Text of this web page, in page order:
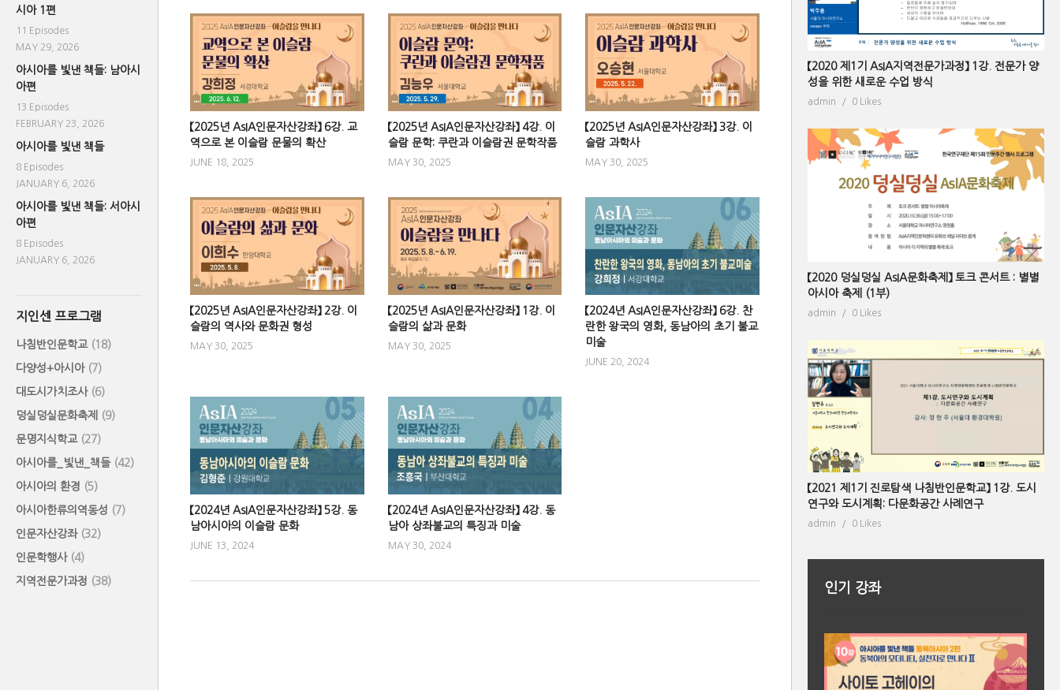
시아 1편
11 Episodes
MAY 29, 2026
아시아를 빛낸 책들: 남아시
아편
13 Episodes
FEBRUARY 23, 2026
아시아를 빛낸 책들
8 Episodes
JANUARY 6, 2026
아시아를 빛낸 책들: 서아시
아편
8 Episodes
JANUARY 6, 2026
지인센 프로그램
나침반인문학교 (18)
다양성+아시아 (7)
대도시가치조사 (6)
덩실덩실문화축제 (9)
문명지식학교 (27)
아시아를_빛낸_책들 (42)
아시아의 환경 (5)
아시아한류의역동성 (7)
인문자산강좌 (32)
인문학행사 (4)
지역전문가과정 (38)
【2025년 AsIA인문자산강좌】 6강. 교
역으로 본 이슬람 문물의 확산
JUNE 18, 2025
【2025년 AsIA인문자산강좌】 4강. 이
슬람 문학: 쿠란과 이슬람권 문학작품
MAY 30, 2025
【2025년 AsIA인문자산강좌】 3강. 이
슬람 과학사
MAY 30, 2025
【2025년 AsIA인문자산강좌】 2강. 이
슬람의 역사와 문화권 형성
MAY 30, 2025
【2025년 AsIA인문자산강좌】 1강. 이
슬람의 삶과 문화
MAY 30, 2025
【2024년 AsIA인문자산강좌】 6강. 찬
란한 왕국의 영화, 동남아의 초기 불교
미술
JUNE 20, 2024
【2024년 AsIA인문자산강좌】 5강. 동
남아시아의 이슬람 문화
JUNE 13, 2024
【2024년 AsIA인문자산강좌】 4강. 동
남아 상좌불교의 특징과 미술
MAY 30, 2024
【2020 제1기 AsIA지역전문가과정】 1강. 전문가 양
성을 위한 새로운 수업 방식
admin 0 Likes
【2020 덩실덩실 AsIA문화축제】 토크 콘서트 : 별별
아시아 축제 (1부)
admin 0 Likes
【2021 제1기 진로탐색 나침반인문학교】 1강. 도시
연구와 도시계획: 다문화공간 사례연구
admin 0 Likes
인기 강좌